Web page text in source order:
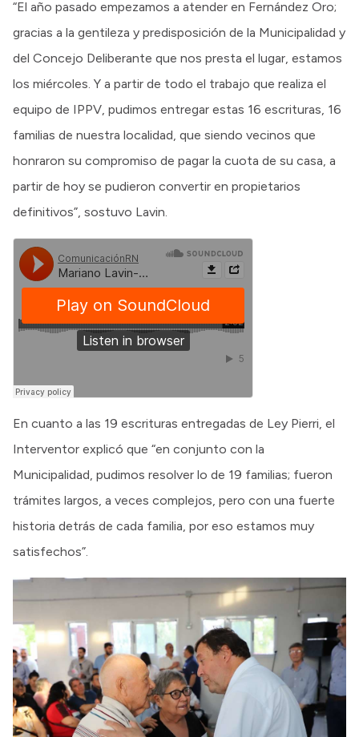
“El año pasado empezamos a atender en Fernández Oro;
gracias a la gentileza y predisposición de la Municipalidad y
del Concejo Deliberante que nos presta el lugar, estamos
los miércoles. Y a partir de todo el trabajo que realiza el
equipo de IPPV, pudimos entregar estas 16 escrituras, 16
familias de nuestra localidad, que siendo vecinos que
honraron su compromiso de pagar la cuota de su casa, a
partir de hoy se pudieron convertir en propietarios
definitivos”, sostuvo Lavin.
En cuanto a las 19 escrituras entregadas de Ley Pierri, el
Interventor explicó que “en conjunto con la
Municipalidad, pudimos resolver lo de 19 familias; fueron
trámites largos, a veces complejos, pero con una fuerte
historia detrás de cada familia, por eso estamos muy
satisfechos”.